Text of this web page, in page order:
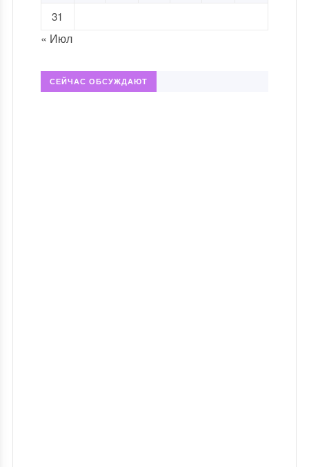
31
« Июл
СЕЙЧАС ОБСУЖДАЮТ